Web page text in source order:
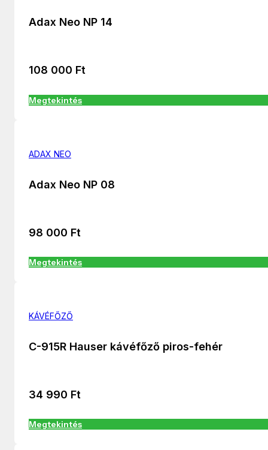
Adax Neo NP 14
108 000 Ft
Megtekintés
ADAX NEO
Adax Neo NP 08
98 000 Ft
Megtekintés
KÁVÉFŐZŐ
C-915R Hauser kávéfőző piros-fehér
34 990 Ft
Megtekintés